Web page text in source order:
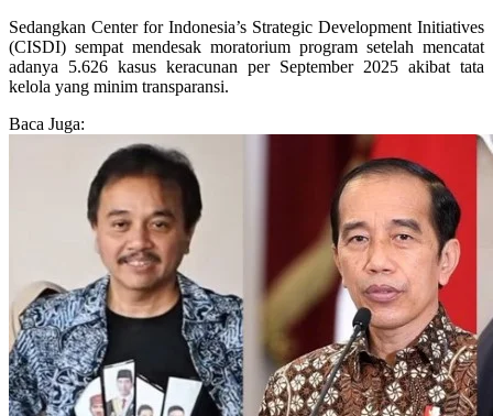
Sedangkan ​Center for Indonesia’s Strategic Development Initiatives
(CISDI) sempat mendesak moratorium program setelah mencatat
adanya 5.626 kasus keracunan per September 2025 akibat tata
kelola yang minim transparansi.
Baca Juga: